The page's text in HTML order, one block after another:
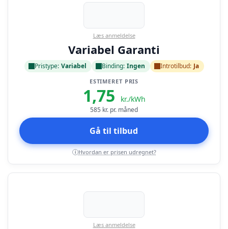
Læs anmeldelse
Variabel Garanti
Pristype: Variabel Binding: Ingen Introtilbud: Ja
ESTIMERET PRIS
1,75 kr./kWh
585 kr. pr. måned
Gå til tilbud
i Hvordan er prisen udregnet?
Læs anmeldelse